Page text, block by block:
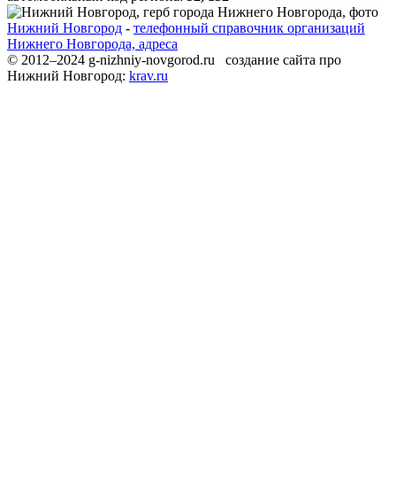
Нижний Новгород - телефонный справочник организаций
Нижнего Новгорода, адреса
© 2012–2024 g-nizhniy-novgorod.ru создание сайта про
Нижний Новгород: krav.ru